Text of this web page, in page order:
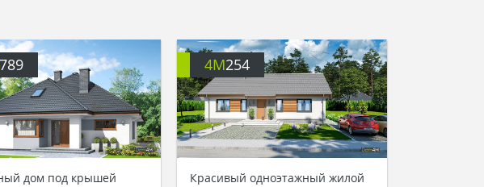
789
дом под крышей
4M254
Красивый одноэтажный жилой